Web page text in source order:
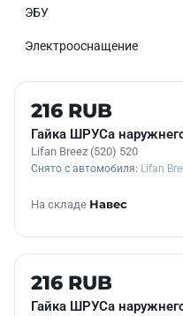
ЭБУ
Электрооснащение
Б/У В НАЛИЧИИ
216 RUB
Гайка ШРУСа
Lifan Breez (520) 520
Снято с автомобиля: Lifan
На складе Навес
Б/У В НАЛИЧИИ
216 RUB
Гайка ШРУСа